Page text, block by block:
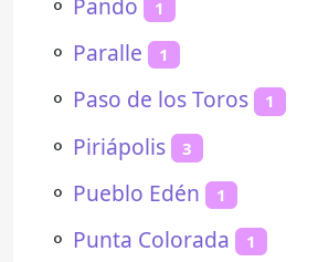
1
⚬ Paralle 1
⚬ Paso de los Toros 1
⚬ Piriápolis 3
⚬ Pueblo Edén 1
⚬ Punta Colorada 1